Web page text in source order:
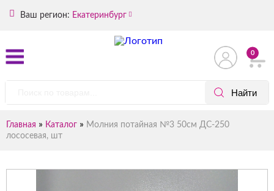
Ваш регион: Екатеринбург
0
Главная » Каталог » Молния потайная №3 50см ДС-250
лососевая, шт